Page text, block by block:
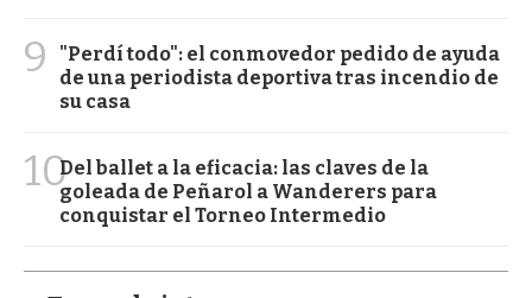
9
"Perdí todo": el conmovedor pedido de ayuda
de una periodista deportiva tras incendio de
su casa
10Del ballet a la eficacia: las claves de la
goleada de Peñarol a Wanderers para
conquistar el Torneo Intermedio